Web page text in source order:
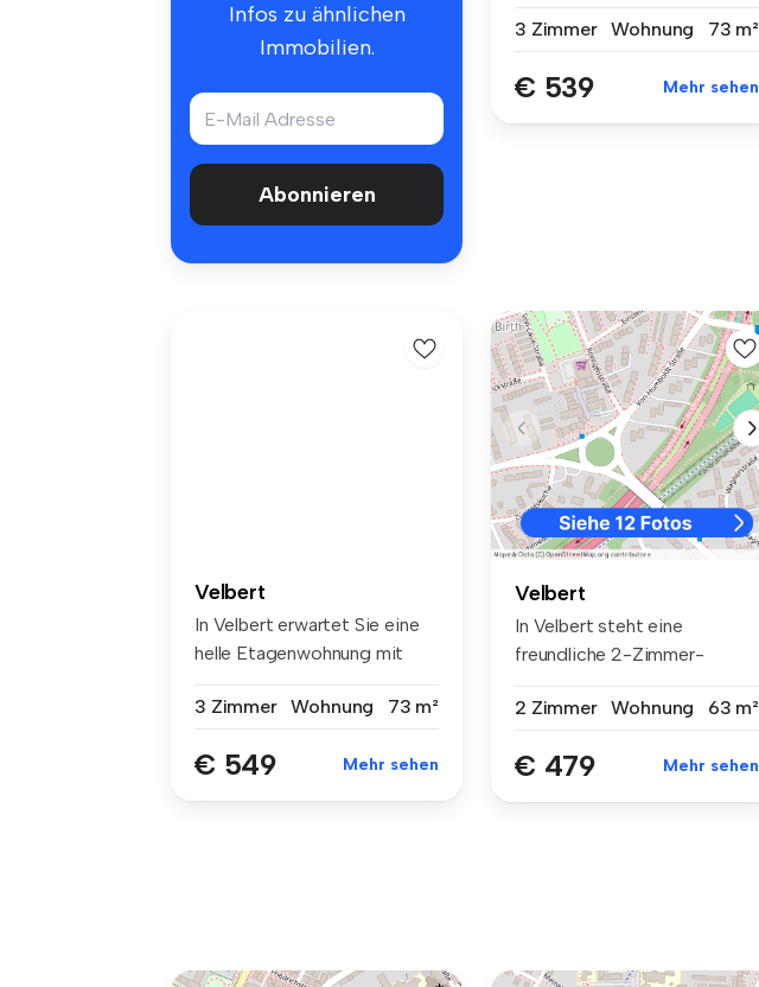
Infos zu ähnlichen
Immobilien.
Abonnieren
3 Zimmer
Wohnung 73 m²
€ 539 Mehr sehen
Velbert
In Velbert erwartet Sie eine
helle Etagenwohnung mit
3 Zimmer
Wohnung 73 m²
€ 549 Mehr sehen
Velbert
In Velbert steht eine
freundliche 2-Zimmer-
2 Zimmer
Wohnung 63 m²
€ 479 Mehr sehen